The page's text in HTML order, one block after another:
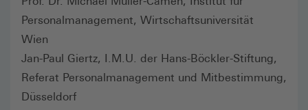
Personalmanagement, Wirtschaftsuniversität
Wien
Jan-Paul Giertz, I.M.U. der Hans-Böckler-Stiftung,
Referat Personalmanagement und Mitbestimmung,
Düsseldorf